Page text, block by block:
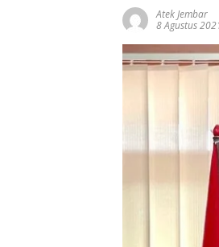
Atek Jembar
8 Agustus